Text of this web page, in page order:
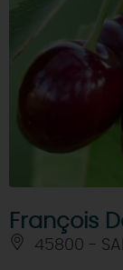
François
45800 -